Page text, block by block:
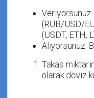
Veriyorsunuz
(RUB/USD/
(USDT, ETH,
Alıyorsunuz:
Takas
olarak döviz